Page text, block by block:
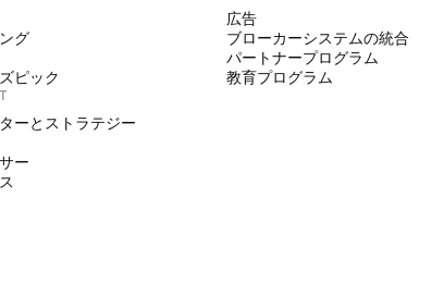
グ
ピック
ーとストラテジー
ー
広告
ブローカーシステムの統合
パートナープログラム
教育プログラム